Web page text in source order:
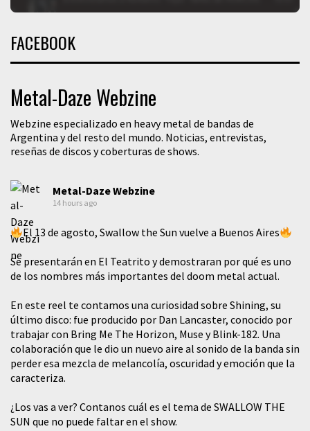
FACEBOOK
Metal-Daze Webzine
Webzine especializado en heavy metal de bandas de
Argentina y del resto del mundo. Noticias, entrevistas,
reseñas de discos y coberturas de shows.
Metal-Daze Webzine
14 hours ago
El 13 de agosto, Swallow the Sun vuelve a Buenos Aires
Se presentarán en El Teatrito y demostraran por qué es uno
de los nombres más importantes del doom metal actual.
En este reel te contamos una curiosidad sobre Shining, su
último disco: fue producido por Dan Lancaster, conocido por
trabajar con Bring Me The Horizon, Muse y Blink-182. Una
colaboración que le dio un nuevo aire al sonido de la banda sin
perder esa mezcla de melancolía, oscuridad y emoción que la
caracteriza.
¿Los vas a ver? Contanos cuál es el tema de SWALLOW THE
SUN que no puede faltar en el show.